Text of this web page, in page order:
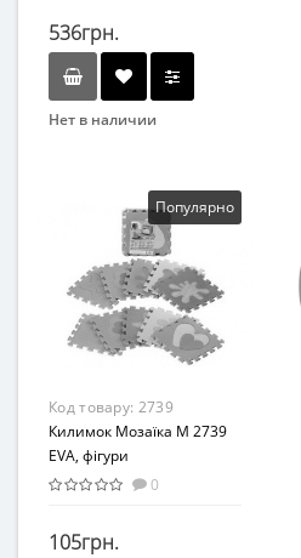
536грн.
Нет в наличии
От 6-ти лет
Материал
Комбинированный
Популярно
Код товару: 2739
Килимок Мозаїка M 2739
EVA, фігури
0
105грн.